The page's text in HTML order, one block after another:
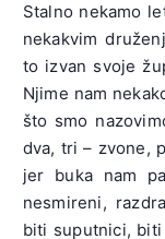
Stalno nekamo
nekakvim
to izvan svoje
Njime nam
što smo
dva, tri – zvone,
jer buka nam
nesmireni,
biti suputnici,